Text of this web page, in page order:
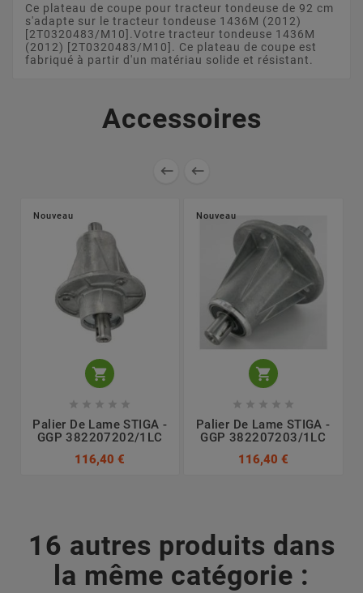
Ce plateau de coupe pour tracteur tondeuse de 92 cm
s'adapte sur le tracteur tondeuse 1436M (2012)
[2T0320483/M10].Votre tracteur tondeuse 1436M
(2012) [2T0320483/M10]. Ce plateau de coupe est
fabriqué à partir d'un matériau solide et résistant.
Accessoires
 
Nouveau

    
Palier De Lame STIGA -
GGP 382207202/1LC
116,40 €
Nouveau

    
Palier De Lame STIGA -
GGP 382207203/1LC
116,40 €
16 autres produits dans
la même catégorie :